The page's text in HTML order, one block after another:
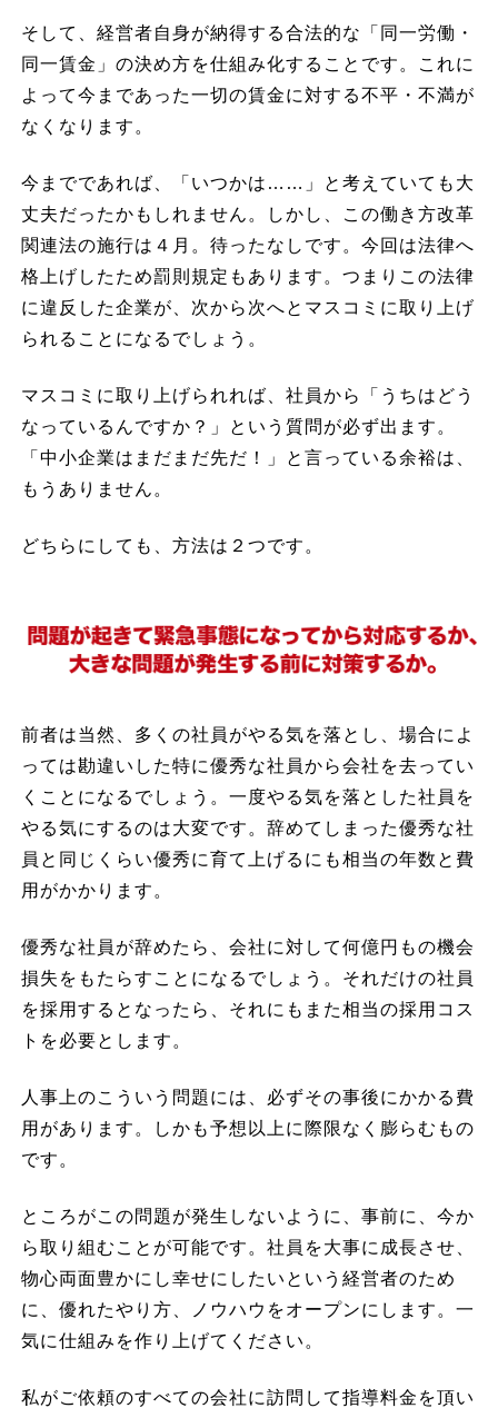
そして、経営者自身が納得する合法的な「同一労働・
同一賃金」の決め方を仕組み化することです。これに
よって今まであった一切の賃金に対する不平・不満が
なくなります。
今までであれば、「いつかは……」と考えていても大
丈夫だったかもしれません。しかし、この働き方改革
関連法の施行は４月。待ったなしです。今回は法律へ
格上げしたため罰則規定もあります。つまりこの法律
に違反した企業が、次から次へとマスコミに取り上げ
られることになるでしょう。
マスコミに取り上げられれば、社員から「うちはどう
なっているんですか？」という質問が必ず出ます。
「中小企業はまだまだ先だ！」と言っている余裕は、
もうありません。
どちらにしても、方法は２つです。
前者は当然、多くの社員がやる気を落とし、場合によ
っては勘違いした特に優秀な社員から会社を去ってい
くことになるでしょう。一度やる気を落とした社員を
やる気にするのは大変です。辞めてしまった優秀な社
員と同じくらい優秀に育て上げるにも相当の年数と費
用がかかります。
優秀な社員が辞めたら、会社に対して何億円もの機会
損失をもたらすことになるでしょう。それだけの社員
を採用するとなったら、それにもまた相当の採用コス
トを必要とします。
人事上のこういう問題には、必ずその事後にかかる費
用があります。しかも予想以上に際限なく膨らむもの
です。
ところがこの問題が発生しないように、事前に、今か
ら取り組むことが可能です。社員を大事に成長させ、
物心両面豊かにし幸せにしたいという経営者のため
に、優れたやり方、ノウハウをオープンにします。一
気に仕組みを作り上げてください。
私がご依頼のすべての会社に訪問して指導料金を頂い